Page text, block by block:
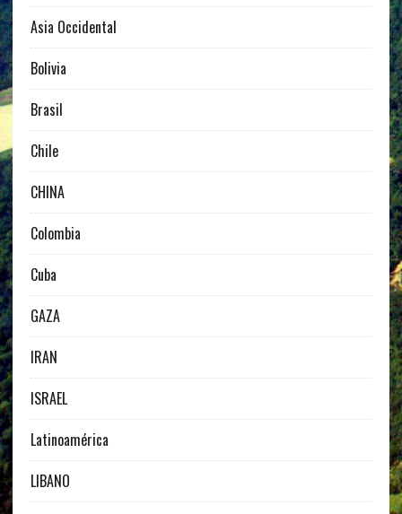
Asia Occidental
Bolivia
Brasil
Chile
CHINA
Colombia
Cuba
GAZA
IRAN
ISRAEL
Latinoamérica
LIBANO